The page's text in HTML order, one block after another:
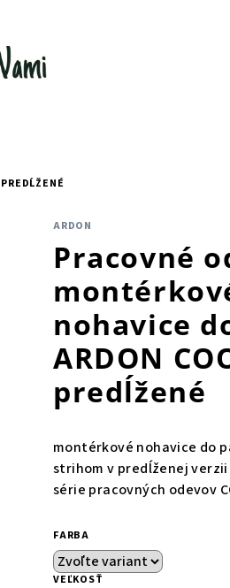
ARDON
Pracovné
nohavice
ARDON
predĺžené
montérkové nohavice do
strihom v predĺženej verzii
série pracovných odevov
FARBA
VEĽKOSŤ